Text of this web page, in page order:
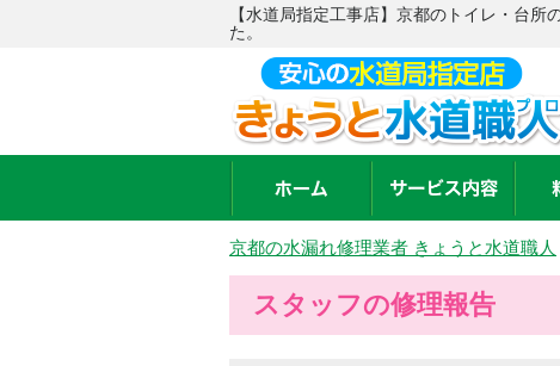
【水道局指定工事店】京都のトイレ・台
た。
京都の水漏れ修理業者 きょうと水道職人
スタッフの修理報告